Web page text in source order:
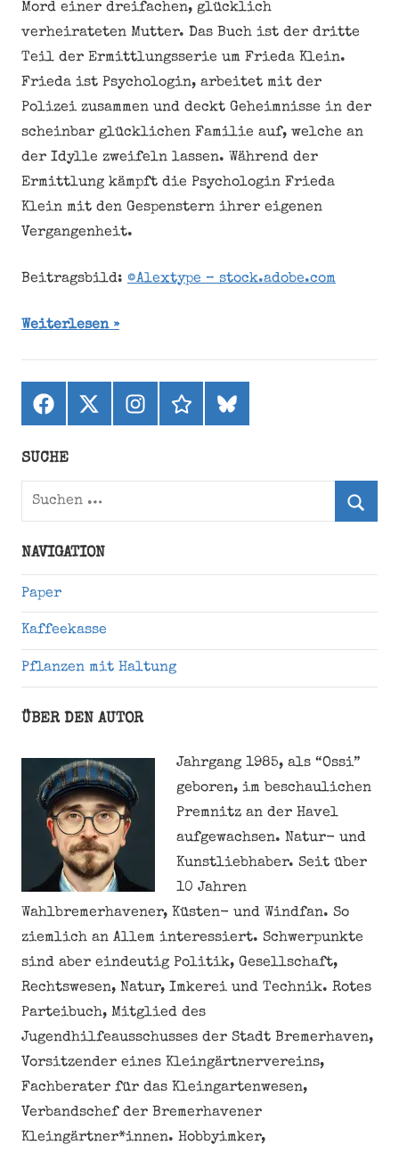
Mord einer dreifachen, glücklich
verheirateten Mutter. Das Buch ist der dritte
Teil der Ermittlungsserie um Frieda Klein.
Frieda ist Psychologin, arbeitet mit der
Polizei zusammen und deckt Geheimnisse in der
scheinbar glücklichen Familie auf, welche an
der Idylle zweifeln lassen. Während der
Ermittlung kämpft die Psychologin Frieda
Klein mit den Gespenstern ihrer eigenen
Vergangenheit.
Beitragsbild: ©Alextype – stock.adobe.com
Weiterlesen
Facebook
X
(ehemals
Instagramthreadsbluesky
SUCHE
Suchen
NAVIGATION
Paper
Kaffeekasse
Pflanzen mit Haltung
ÜBER DEN AUTOR
Jahrgang 1985, als “Ossi”
geboren, im beschaulichen
Premnitz an der Havel
aufgewachsen. Natur- und
Kunstliebhaber. Seit über
10 Jahren
Wahlbremerhavener, Küsten- und Windfan. So
ziemlich an Allem interessiert. Schwerpunkte
sind aber eindeutig Politik, Gesellschaft,
Rechtswesen, Natur, Imkerei und Technik. Rotes
Parteibuch, Mitglied des
Jugendhilfeausschusses der Stadt Bremerhaven,
Vorsitzender eines Kleingärtnervereins,
Fachberater für das Kleingartenwesen,
Verbandschef der Bremerhavener
Kleingärtner*innen. Hobbyimker,